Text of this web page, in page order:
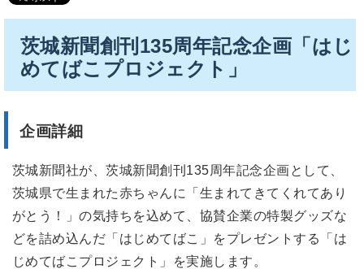
茨城新聞創刊135周年記念企画「はじ
めてばこプロジェクト」
企画詳細
茨城新聞社が、茨城新聞創刊135周年記念企画として、
茨城県で生まれた赤ちゃんに「生まれてきてくれてあり
がとう！」の気持ちを込めて、協賛企業の特製グッズな
どを詰め込んだ「はじめてばこ」をプレゼントする「は
じめてばこプロジェクト」を実施します。